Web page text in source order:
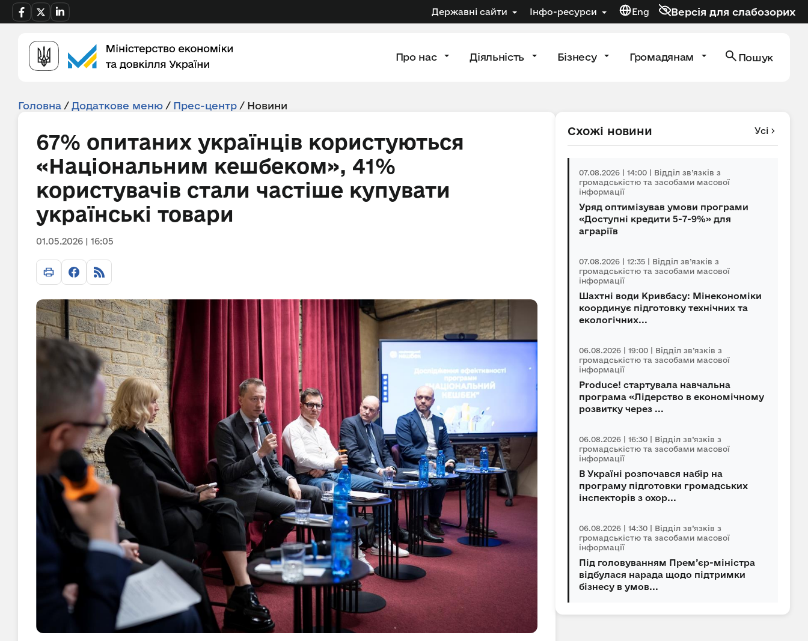
Державні сайти Інфо-ресурси Eng Версія для слабозорих
Про нас Діяльність Бізнесу Громадянам Пошук
Головна / Додаткове меню / Прес-центр / Новини
67% опитаних українців користуються
«Національним кешбеком», 41%
користувачів стали частіше купувати
українські товари
01.05.2026 | 16:05
Схожі новини Усі
07.08.2026 | 14:00 | Відділ зв’язків з
громадськістю та засобами масової
інформації
Уряд оптимізував умови програми
«Доступні кредити 5-7-9%» для
аграріїв
07.08.2026 | 12:35 | Відділ зв’язків з
громадськістю та засобами масової
інформації
Шахтні води Кривбасу: Мінекономіки
координує підготовку технічних та
екологічних...
06.08.2026 | 19:00 | Відділ зв’язків з
громадськістю та засобами масової
інформації
Produce! стартувала навчальна
програма «Лідерство в економічному
розвитку через ...
06.08.2026 | 16:30 | Відділ зв’язків з
громадськістю та засобами масової
інформації
В Україні розпочався набір на
програму підготовки громадських
інспекторів з охор...
06.08.2026 | 14:30 | Відділ зв’язків з
громадськістю та засобами масової
інформації
Під головуванням Прем’єр-міністра
відбулася нарада щодо підтримки
бізнесу в умов...